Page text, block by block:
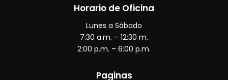
e
o
k
t
g
r
a
t
b
e
e
Horario de Oficina
Lunes a Sábado
7:30 a.m. – 12:30 m.
2:00 p.m. – 6:00 p.m.
Paginas